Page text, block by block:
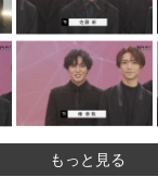
もっと見る